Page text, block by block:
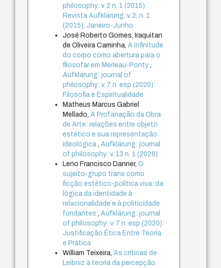
philosophy: v. 2 n. 1 (2015):
Revista Aufklärung. v. 2, n. 1
(2015), Janeiro-Junho
José Roberto Gomes, Iraquitan
de Oliveira Caminha,A infinitude
do corpo como abertura para o
filosofar em Merleau-Ponty
Aufklärung: journal of
philosophy: v. 7 n. esp (2020):
Filosofia e Espiritualidade
Matheus Marcus Gabriel
Mellado,A Profanação da Obra
de Arte: relações entre objeto
estético e sua representação
ideológica ,Aufklärung: journal
of philosophy: v. 13 n. 1 (2026)
Leno Francisco Danner,O
sujeito-grupo trans como
ficção estético-política viva: da
lógica da identidade à
relacionalidade e à politicidade
fundantes
,Aufklärung: journal
of philosophy: v. 7 n. esp (2020):
Justificação Ética Entre Teoria
e Prática
William Teixeira,As críticas de
Leibniz à teoria da percepção